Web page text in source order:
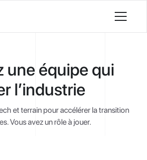
une équipe qui
l’industrie
et terrain pour accélérer la transition
Vous avez un rôle à jouer.